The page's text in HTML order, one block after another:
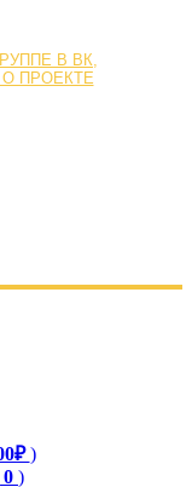
В ВК,
ПРОЕКТЕ
)
0 )